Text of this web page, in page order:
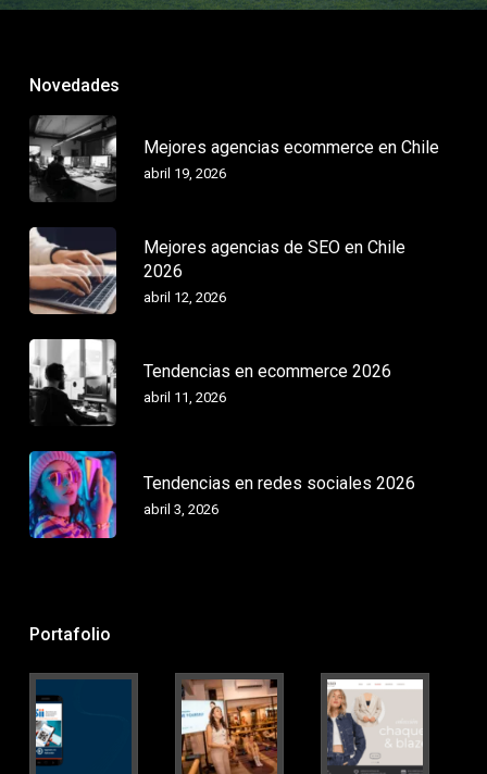
Novedades
Mejores agencias ecommerce en Chile
abril 19, 2026
Mejores agencias de SEO en Chile
2026
abril 12, 2026
Tendencias en ecommerce 2026
abril 11, 2026
Tendencias en redes sociales 2026
abril 3, 2026
Portafolio